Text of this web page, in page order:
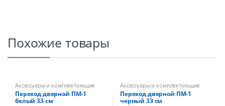
Похожие товары
Аксессуары и комплектующие
Переход дверной ПМ-1
белый 33 см
Аксессуары и комплектующие
Переход дверной ПМ-1
черный 33 см